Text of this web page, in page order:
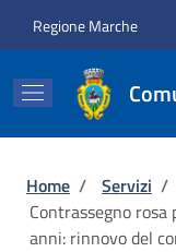
Regione Marche
Briciole
Home / Servizi /
Contrassegno
anni: rinnovo del